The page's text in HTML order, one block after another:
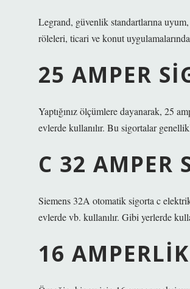
Legrand, güvenlik standartlarına
röleleri, ticari ve konut
25 AMPER
Yaptığınız ölçümlere dayanarak, 25
evlerde kullanılır. Bu sigortalar
C 32 AMPER
Siemens 32A otomatik sigorta c
evlerde vb. kullanılır. Gibi yerlerde
16